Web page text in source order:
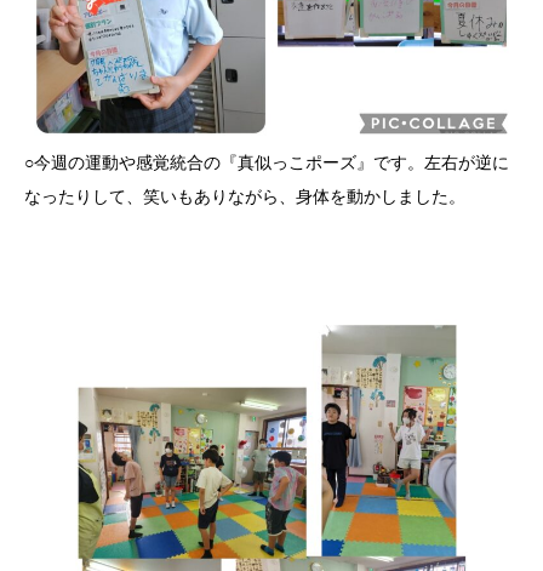
○今週の運動や感覚統合の『真似っこポーズ』です。左右が逆に
なったりして、笑いもありながら、身体を動かしました。